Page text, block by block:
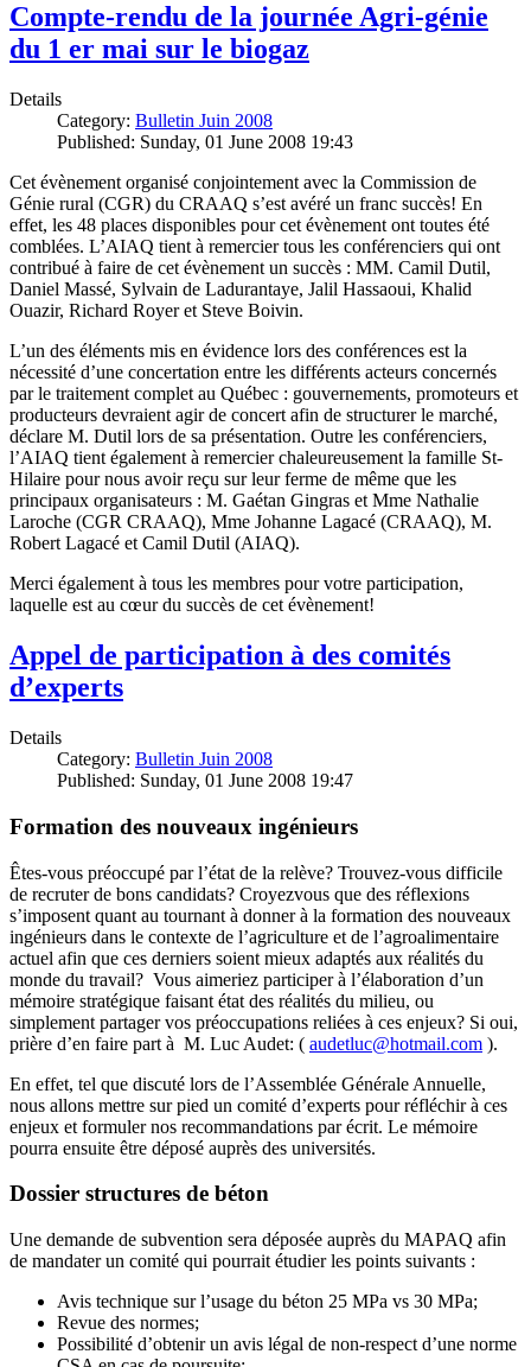
Compte-rendu de la journée Agri-génie
du 1 er mai sur le biogaz
Details
Category: Bulletin Juin 2008
Published: Sunday, 01 June 2008 19:43
Cet évènement organisé conjointement avec la Commission de
Génie rural (CGR) du CRAAQ s’est avéré un franc succès! En
effet, les 48 places disponibles pour cet évènement ont toutes été
comblées. L’AIAQ tient à remercier tous les conférenciers qui ont
contribué à faire de cet évènement un succès : MM. Camil Dutil,
Daniel Massé, Sylvain de Ladurantaye, Jalil Hassaoui, Khalid
Ouazir, Richard Royer et Steve Boivin.
L’un des éléments mis en évidence lors des conférences est la
nécessité d’une concertation entre les différents acteurs concernés
par le traitement complet au Québec : gouvernements, promoteurs et
producteurs devraient agir de concert afin de structurer le marché,
déclare M. Dutil lors de sa présentation. Outre les conférenciers,
l’AIAQ tient également à remercier chaleureusement la famille St-
Hilaire pour nous avoir reçu sur leur ferme de même que les
principaux organisateurs : M. Gaétan Gingras et Mme Nathalie
Laroche (CGR CRAAQ), Mme Johanne Lagacé (CRAAQ), M.
Robert Lagacé et Camil Dutil (AIAQ).
Merci également à tous les membres pour votre participation,
laquelle est au cœur du succès de cet évènement!
Appel de participation à des comités
d’experts
Details
Category: Bulletin Juin 2008
Published: Sunday, 01 June 2008 19:47
Formation des nouveaux ingénieurs
Êtes-vous préoccupé par l’état de la relève? Trouvez-vous difficile
de recruter de bons candidats? Croyezvous que des réflexions
s’imposent quant au tournant à donner à la formation des nouveaux
ingénieurs dans le contexte de l’agriculture et de l’agroalimentaire
actuel afin que ces derniers soient mieux adaptés aux réalités du
monde du travail? Vous aimeriez participer à l’élaboration d’un
mémoire stratégique faisant état des réalités du milieu, ou
simplement partager vos préoccupations reliées à ces enjeux? Si oui,
prière d’en faire part à M. Luc Audet: ( audetluc@hotmail.com ).
En effet, tel que discuté lors de l’Assemblée Générale Annuelle,
nous allons mettre sur pied un comité d’experts pour réfléchir à ces
enjeux et formuler nos recommandations par écrit. Le mémoire
pourra ensuite être déposé auprès des universités.
Dossier structures de béton
Une demande de subvention sera déposée auprès du MAPAQ afin
de mandater un comité qui pourrait étudier les points suivants :
Avis technique sur l’usage du béton 25 MPa vs 30 MPa;
Revue des normes;
Possibilité d’obtenir un avis légal de non-respect d’une norme